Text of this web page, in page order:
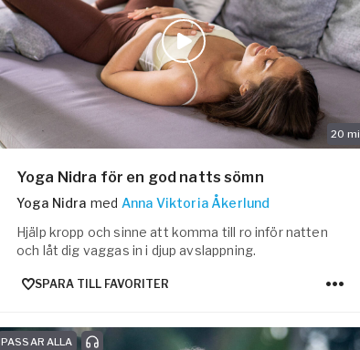
20
Yoga Nidra för en god natts sömn
Yoga Nidra med Anna Viktoria Åkerlund
Hjälp kropp och sinne att komma till ro inför natten
och låt dig vaggas in i djup avslappning.
SPARA TILL FAVORITER
PASSAR ALLA